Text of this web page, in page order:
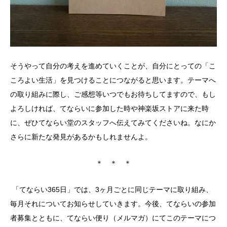
そうやって自分の考えを進めていくことが、自分にとっての「こ
ころよい生活」を見つけることにつながると思います。テーマへ
の取り組みに際し、ご感想等いつでもお待ちしてますので、もし
よろしければ、てならいに参加した時や神楽坂ストアに来た時
に、ぜひてならい堂のスタッフへ伝えてみてくださいね。なにか
さらに新たな発見があるかもしれませんよ。
＊ ＊ ＊
「てならい365日」では、3ヶ月ごとに同じテーマに取り組み、
毎月それについてお知らせしていきます。今後、てならいの参加
者募集とともに、てならい便り（メルマガ）にてこのテーマにつ